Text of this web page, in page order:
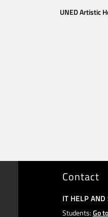
UNED Artistic
Contact
IT HELP AND
Students:Go